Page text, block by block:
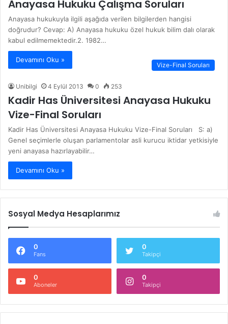
Anayasa Hukuku Çalışma Soruları
Anayasa hukukuyla ilgili aşağıda verilen bilgilerden hangisi
doğrudur? Cevap: A) Anayasa hukuku özel hukuk bilim dalı olarak
kabul edilmemektedir.2. 1982…
Devamını Oku »
Vize-Final Soruları
Unibilgi 4 Eylül 2013 0 253
Kadir Has Üniversitesi Anayasa Hukuku
Vize-Final Soruları
Kadir Has Üniversitesi Anayasa Hukuku Vize-Final Soruları S: a)
Genel seçimlerle oluşan parlamentolar asli kurucu iktidar yetkisiyle
yeni anayasa hazırlayabilir…
Devamını Oku »
Sosyal Medya Hesaplarımız
0
Fans
0
Takipçi
0
Aboneler
0
Takipçi